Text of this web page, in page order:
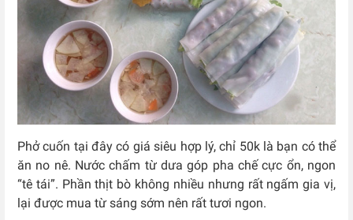
Phở cuốn tại đây có giá siêu hợp lý, chỉ 50k là bạn có thể
ăn no nê. Nước chấm từ dưa góp pha chế cực ổn, ngon
“tê tái”. Phần thịt bò không nhiều nhưng rất ngấm gia vị,
lại được mua từ sáng sớm nên rất tươi ngon.